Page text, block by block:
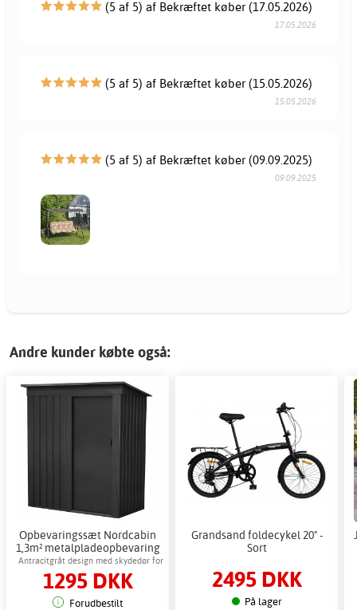
(5 af 5) af Bekræftet køber (17.05.2026)
17.05.2026
(5 af 5) af Bekræftet køber (15.05.2026)
15.05.2026
(5 af 5) af Bekræftet køber (09.09.2025)
09.09.2025
Andre kunder købte også:
Opbevaringssæt Nordcabin
1,3m² metalpladeopbevaring
udendørs opbevaring
Antracitgråt design med skydedør for
nem adgang
1295 DKK
Forudbestilt
Grandsand foldecykel 20" -
Sort
2495 DKK
På lager